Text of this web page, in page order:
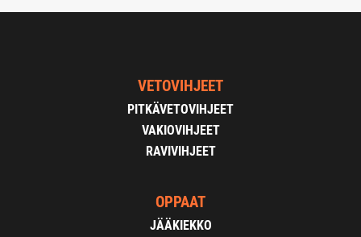
VETOVIHJEET
PITKÄVETOVIHJEET
VAKIOVIHJEET
RAVIVIHJEET
OPPAAT
JÄÄKIEKKO